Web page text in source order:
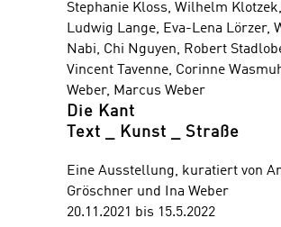
Die Kant
Text _ Kunst _ Straße
Eine Ausstellung, kuratiert von
Gröschner und Ina Weber
20.11.2021 bis 15.5.2022